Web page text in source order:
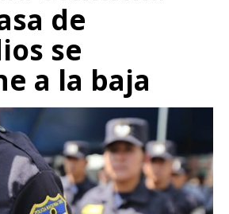
de
se
a la baja